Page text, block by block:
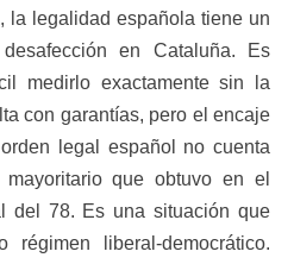
la legalidad española tiene un
en Cataluña. Es
medirlo exactamente sin la
con garantías, pero el encaje
legal español no cuenta
que obtuvo en el
del 78. Es una situación que
liberal-democrático.